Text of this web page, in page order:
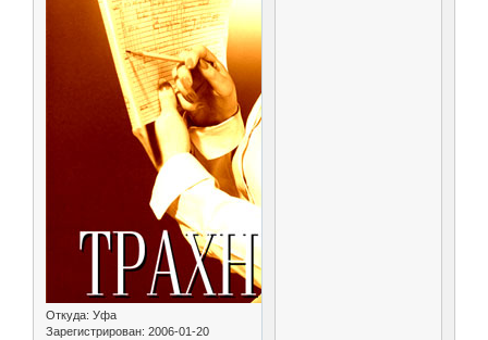
Откуда: Уфа
Зарегистрирован: 2006-01-20